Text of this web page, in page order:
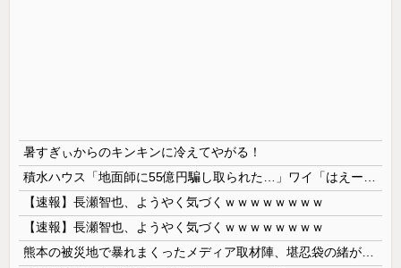
暑すぎぃからのキンキンに冷えてやがる！
【速報】長瀬智也、ようやく気づくｗｗｗｗｗｗｗｗ
【速報】長瀬智也、ようやく気づくｗｗｗｗｗｗｗｗ